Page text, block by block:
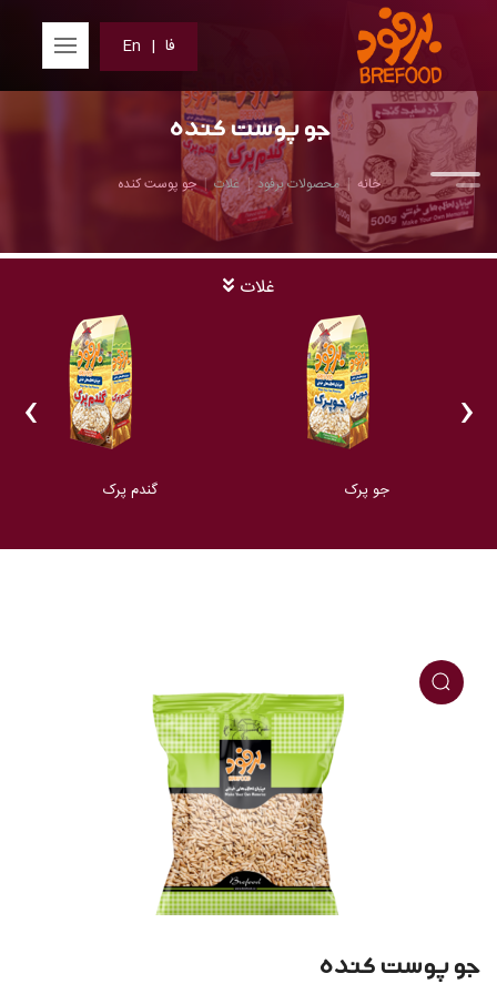
فا |
En
جو پوست کنده
خانه محصولات برفود غلات جو پوست کنده
غلات
گندم پرک جو پرک
‹ ›
جو پوست کنده